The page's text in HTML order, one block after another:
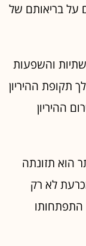
על בריאותם של
והשפעות
תקופת ההיריון
ההיריון
הוא תזונתה
לא רק
התפתחותו